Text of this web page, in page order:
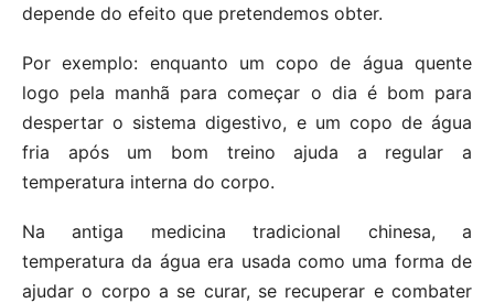
depende do efeito que pretendemos obter.
Por exemplo: enquanto um copo de água quente
logo pela manhã para começar o dia é bom para
despertar o sistema digestivo, e um copo de água
fria após um bom treino ajuda a regular a
temperatura interna do corpo.
Na antiga medicina tradicional chinesa, a
temperatura da água era usada como uma forma de
ajudar o corpo a se curar, se recuperar e combater